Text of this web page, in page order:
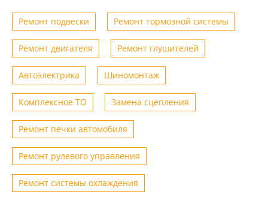
Ремонт подвески Ремонт тормозной системы
Ремонт двигателя Ремонт глушителей
Автоэлектрика Шиномонтаж
Комплексное ТО Замена сцепления
Ремонт печки автомобиля
Ремонт рулевого управления
Ремонт системы охлаждения